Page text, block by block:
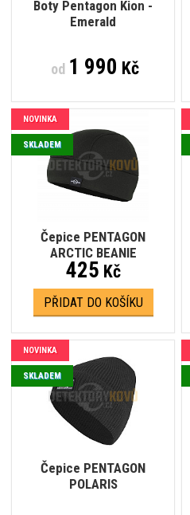
Boty Pentagon Kion -
Emerald
od1 990 Kč
Čepice PENTAGON
ARCTIC BEANIE
NOVINKA
SKLADEM
425 Kč
PŘIDAT DO KOŠÍKU
Čepice PENTAGON
POLARIS
NOVINKA
SKLADEM